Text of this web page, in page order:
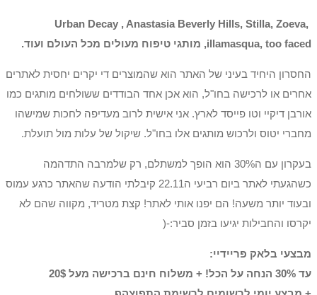
Urban Decay , Anastasia Beverly Hills, Stilla, Zoeva,
illamasqua, too faced, מותגי טיפוח מעולים מכל העולם ועוד.
החסרון היחיד בעיני של האתר הוא שהמוצרים די יקרים יחסית לאתרים
אחרים או לרכישה בחו"ל, הוא אכן אחד הבודדים ששולחים מותגים כמו
אורבן דיקיי וטו פייסד לארץ. אני אישית לרוב מעדיפה לחכות שמישהו
מחברי יטוס ולרכוש מותגים אלו בחו"ל. שיקול של עלות מול תועלת.
בעקרון עם ה30% הוא הופך למשתלם, רק שלמרבה התדהמה
כשהגעתי לאתר ביום רביעי ה22.11 קיבלתי הודעה שהאתר כרגע עמוס
ובעוד יותר משעה! הם יפנו אותי לאתר! קצת מטריד, מקווה שהם לא
יקרסו והחבילות יגיעו בזמן סביר:-(
מבצעי בלאק פריידיי:
עד 30% הנחה על הכל! + משלוח חינם ברכישה מעל 20$